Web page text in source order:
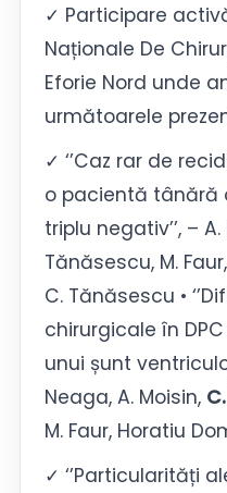
✓ Participare
Naționale De
Eforie Nord unde
următoarele
✓ ‘’Caz rar de
o pacientă tânără
triplu negativ’’, –
Tănăsescu, M.
C. Tănăsescu •
chirurgicale în
unui șunt
Neaga, A. Moisin,
M. Faur, Horatiu
✓ ‘’Particularități